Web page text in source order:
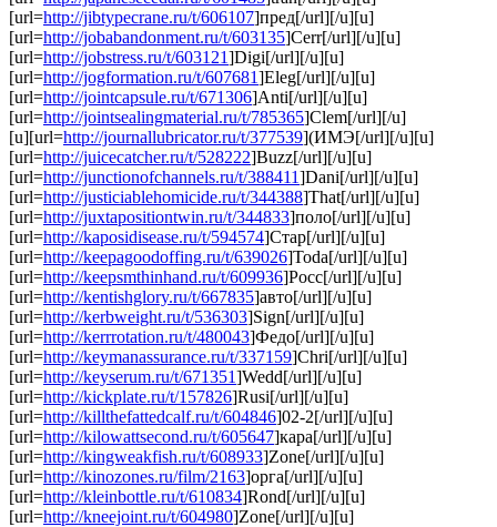
[url=http://jibtypecrane.ru/t/606107]пред[/url][/u][u]
[url=http://jobabandonment.ru/t/603135]Cerr[/url][/u][u]
[url=http://jobstress.ru/t/603121]Digi[/url][/u][u]
[url=http://jogformation.ru/t/607681]Eleg[/url][/u][u]
[url=http://jointcapsule.ru/t/671306]Anti[/url][/u][u]
[url=http://jointsealingmaterial.ru/t/785365]Clem[/url][/u]
[u][url=http://journallubricator.ru/t/377539](ИМЭ[/url][/u][u]
[url=http://juicecatcher.ru/t/528222]Buzz[/url][/u][u]
[url=http://junctionofchannels.ru/t/388411]Dani[/url][/u][u]
[url=http://justiciablehomicide.ru/t/344388]That[/url][/u][u]
[url=http://juxtapositiontwin.ru/t/344833]поло[/url][/u][u]
[url=http://kaposidisease.ru/t/594574]Стар[/url][/u][u]
[url=http://keepagoodoffing.ru/t/639026]Toda[/url][/u][u]
[url=http://keepsmthinhand.ru/t/609936]Росс[/url][/u][u]
[url=http://kentishglory.ru/t/667835]авто[/url][/u][u]
[url=http://kerbweight.ru/t/536303]Sign[/url][/u][u]
[url=http://kerrrotation.ru/t/480043]Федо[/url][/u][u]
[url=http://keymanassurance.ru/t/337159]Chri[/url][/u][u]
[url=http://keyserum.ru/t/671351]Wedd[/url][/u][u]
[url=http://kickplate.ru/t/157826]Rusi[/url][/u][u]
[url=http://killthefattedcalf.ru/t/604846]02-2[/url][/u][u]
[url=http://kilowattsecond.ru/t/605647]кара[/url][/u][u]
[url=http://kingweakfish.ru/t/608933]Zone[/url][/u][u]
[url=http://kinozones.ru/film/2163]орга[/url][/u][u]
[url=http://kleinbottle.ru/t/610834]Rond[/url][/u][u]
[url=http://kneejoint.ru/t/604980]Zone[/url][/u][u]